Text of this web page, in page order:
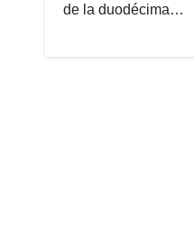
de la duodécima…